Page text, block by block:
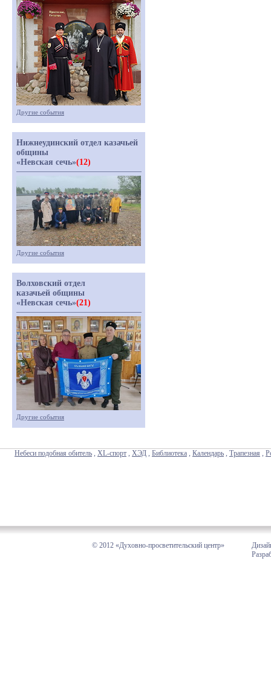
Другие события
Нижнеудинский отдел казачьей
общины
«Невская сечь»(12)
Другие события
Волховский отдел
казачьей общины
«Невская сечь»(21)
Другие события
Небеси подобная обитель , XL-спорт , ХЭД , Библиотека , Календарь , Трапезная ,
© 2012 «Духовно-просветительский центр»